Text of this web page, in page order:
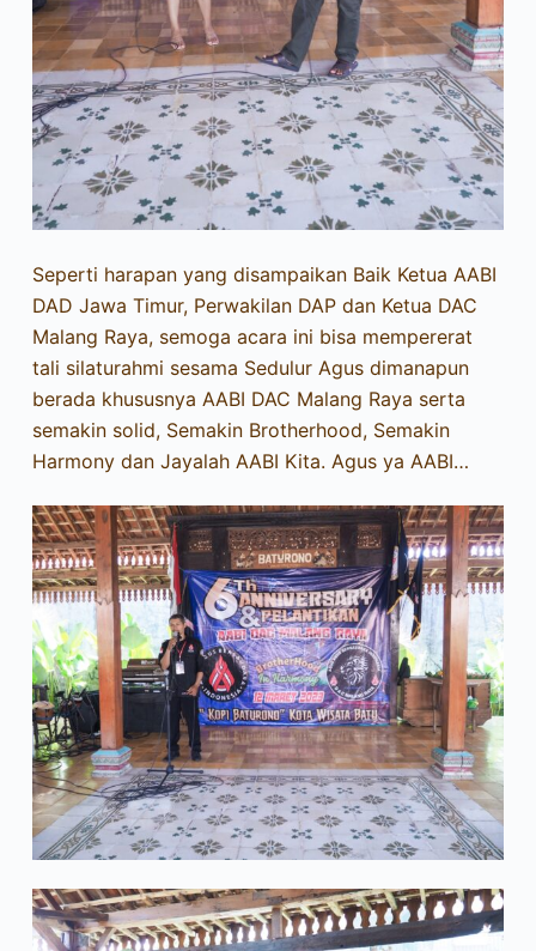
Seperti harapan yang disampaikan Baik Ketua AABI
DAD Jawa Timur, Perwakilan DAP dan Ketua DAC
Malang Raya, semoga acara ini bisa mempererat
tali silaturahmi sesama Sedulur Agus dimanapun
berada khususnya AABI DAC Malang Raya serta
semakin solid, Semakin Brotherhood, Semakin
Harmony dan Jayalah AABI Kita. Agus ya AABI…